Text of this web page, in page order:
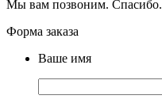
Мы вам позвоним. Спасибо.
Форма заказа
Ваше имя